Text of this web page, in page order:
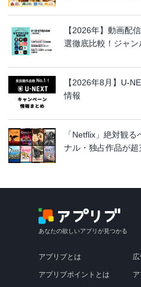
【2026年】動画配
選徹底比較！ジャ
【2026年8月】U-
情報
「Netflix」絶対観
ナル・独占作品が超
あなたの欲しいアプリが見つかる
アプリブとは
アプリブポイントとは